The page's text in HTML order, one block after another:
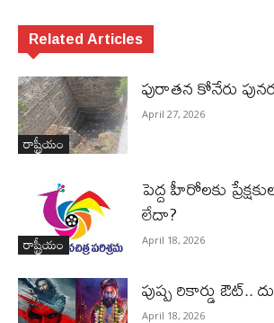
Related Articles
రాష్ట్రీయం
పురాత‌న కోనేరు
April 27, 2026
రాష్ట్రీయం
పెద్ద హీరోల‌కు
లేదా?
April 18, 2026
పుష్ప రికార్డు ఔట్‌..
April 18, 2026